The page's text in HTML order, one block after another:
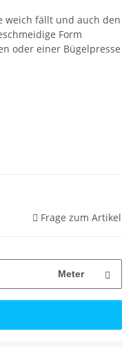
weich fällt und auch den
Form
oder einer Bügelpresse
Frage zum Artikel
Meter